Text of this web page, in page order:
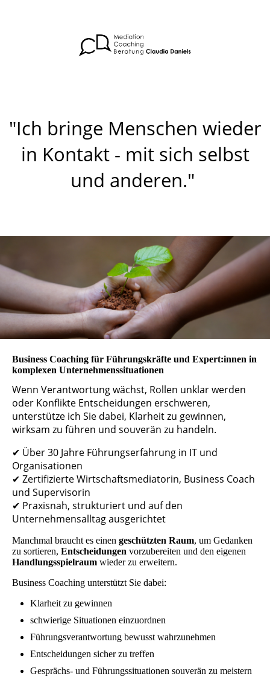
"Ich bringe Menschen wieder
in Kontakt - mit sich selbst
und anderen."
Business Coaching für Führungskräfte und Expert:innen in
komplexen Unternehmenssituationen
Wenn Verantwortung wächst, Rollen unklar werden
oder Konflikte Entscheidungen erschweren,
unterstütze ich Sie dabei, Klarheit zu gewinnen,
wirksam zu führen und souverän zu handeln.
✔ Über 30 Jahre Führungserfahrung in IT und
Organisationen
✔ Zertifizierte Wirtschaftsmediatorin, Business Coach
und Supervisorin
✔ Praxisnah, strukturiert und auf den
Unternehmensalltag ausgerichtet
Manchmal braucht es einen geschützten Raum, um Gedanken
zu sortieren, Entscheidungen vorzubereiten und den eigenen
Handlungsspielraum wieder zu erweitern.
Business Coaching unterstützt Sie dabei:
Klarheit zu gewinnen
schwierige Situationen einzuordnen
Führungsverantwortung bewusst wahrzunehmen
Entscheidungen sicher zu treffen
Gesprächs- und Führungssituationen souverän zu meistern